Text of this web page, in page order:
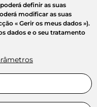
poderá definir as suas
modificar as suas
« Gerir os meus dados »).
dados e o seu tratamento